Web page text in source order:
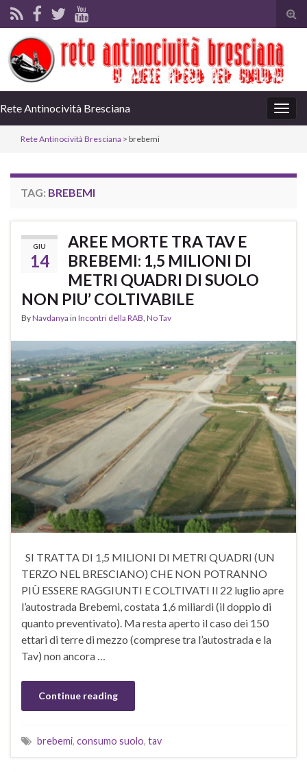
Rete Antinocività Bresciana
Rete Antinocività Bresciana > brebemi
TAG: BREBEMI
GIU
14
AREE MORTE TRA TAV E
BREBEMI: 1,5 MILIONI DI
METRI QUADRI DI SUOLO
NON PIU’ COLTIVABILE
ByNavdanya in Incontri della RAB, No Tav
SI TRATTA DI 1,5 MILIONI DI METRI QUADRI (UN
TERZO NEL BRESCIANO) CHE NON POTRANNO
PIÙ ESSERE RAGGIUNTI E COLTIVATI Il 22 luglio apre
l’autostrada Brebemi, costata 1,6 miliardi (il doppio di
quanto preventivato). Ma resta aperto il caso dei 150
ettari di terre di mezzo (comprese tra l’autostrada e la
Tav) non ancora …
Continue reading
brebemi, consumo suolo, tav